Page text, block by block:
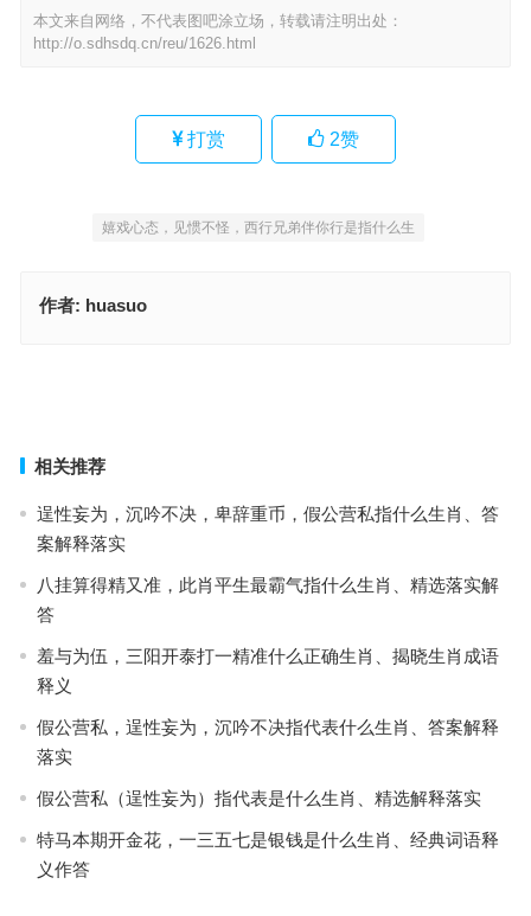
本文来自网络，不代表图吧涂立场，转载请注明出处：
http://o.sdhsdq.cn/reu/1626.html
打赏 2赞
嬉戏心态，见惯不怪，西行兄弟伴你行是指什么生
作者: huasuo
相关推荐
逞性妄为，沉吟不决，卑辞重币，假公营私指什么生肖、答
案解释落实
八挂算得精又准，此肖平生最霸气指什么生肖、精选落实解
答
羞与为伍，三阳开泰打一精准什么正确生肖、揭晓生肖成语
释义
假公营私，逞性妄为，沉吟不决指代表什么生肖、答案解释
落实
假公营私（逞性妄为）指代表是什么生肖、精选解释落实
特马本期开金花，一三五七是银钱是什么生肖、经典词语释
义作答